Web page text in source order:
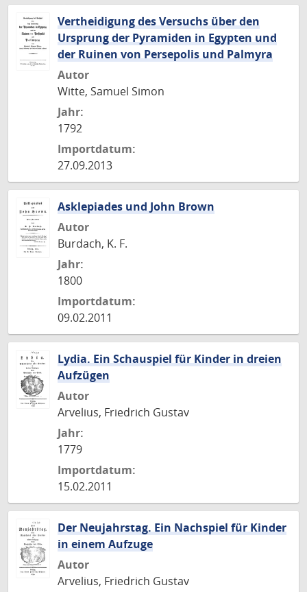
Vertheidigung des Versuchs über den
Ursprung der Pyramiden in Egypten und
der Ruinen von Persepolis und Palmyra
Autor
Witte, Samuel Simon
Jahr:
1792
Importdatum:
27.09.2013
Asklepiades und John Brown
Autor
Burdach, K. F.
Jahr:
1800
Importdatum:
09.02.2011
Lydia. Ein Schauspiel für Kinder in dreien
Aufzügen
Autor
Arvelius, Friedrich Gustav
Jahr:
1779
Importdatum:
15.02.2011
Der Neujahrstag. Ein Nachspiel für Kinder
in einem Aufzuge
Autor
Arvelius, Friedrich Gustav